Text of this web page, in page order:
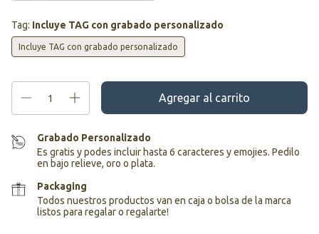
Tag: Incluye TAG con grabado personalizado
Incluye TAG con grabado personalizado
Grabado Personalizado
Es gratis y podes incluir hasta 6 caracteres y emojies. Pedilo
en bajo relieve, oro o plata.
Packaging
Todos nuestros productos van en caja o bolsa de la marca
listos para regalar o regalarte!